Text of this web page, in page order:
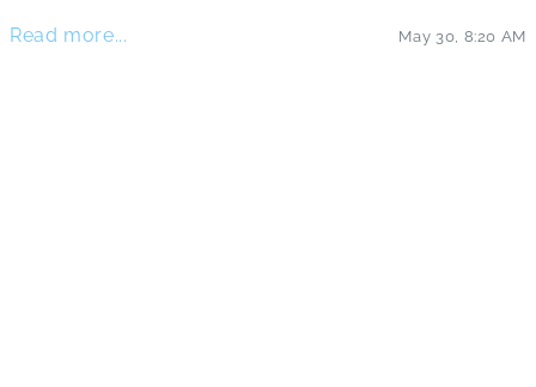
Read more... May 30 8:20 AM